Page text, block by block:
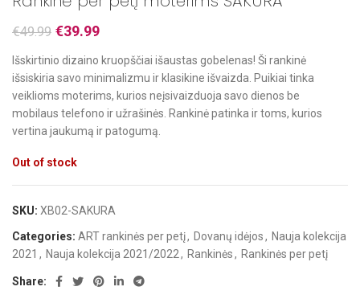
€49.99 €39.99
Išskirtinio dizaino kruopščiai išaustas gobelenas! Ši rankinė
išsiskiria savo minimalizmu ir klasikine išvaizda. Puikiai tinka
veiklioms moterims, kurios neįsivaizduoja savo dienos be
mobilaus telefono ir užrašinės. Rankinė patinka ir toms, kurios
vertina jaukumą ir patogumą.
Out of stock
SKU: XB02-SAKURA
Categories: ART rankinės per petį, Dovanų idėjos, Nauja kolekcija
2021 , Nauja kolekcija 2021/2022, Rankinės, Rankinės per petį
Share: